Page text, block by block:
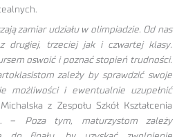
zamiar udziału w olimpiadzie. Od nas
drugiej, trzeciej jak i czwartej klasy.
oswoić i poznać stopień trudności.
zależy by sprawdzić swoje
możliwości i ewentualnie uzupełnić
z Zespołu Szkół Kształcenia
– Poza tym, maturzystom zależy